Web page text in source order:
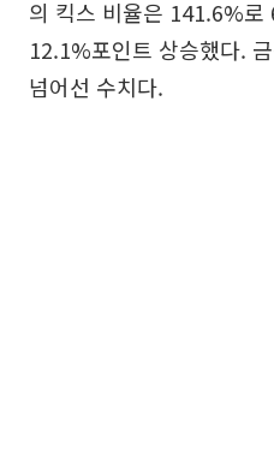
의 킥스 비율은 141.6%
12.1%포인트 상승했다.
넘어선 수치다.